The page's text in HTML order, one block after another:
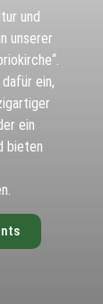
und
unserer
ein,
ein
bieten